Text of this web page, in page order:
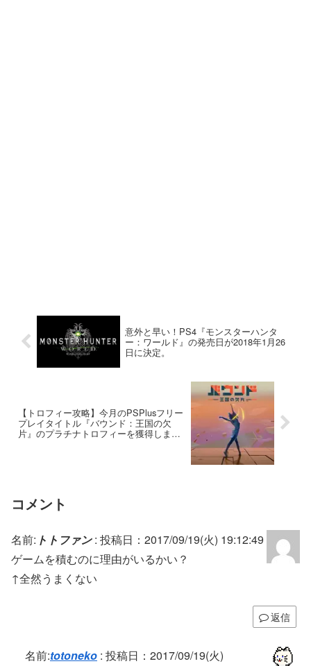
意外と早い！PS4『モンスターハンタ
ー：ワールド』の発売日が2018年1月26
日に決定。
【トロフィー攻略】今月のPSPlusフリー
プレイタイトル『バウンド：王国の欠
片』のプラチナトロフィーを獲得しまし
コメント
名前: トトファン: 投稿日：2017/09/19(火) 19:12:49
ゲームを積むのに理由がいるかい？
↑全然うまくない
返信
名前:totoneko : 投稿日：2017/09/19(火)